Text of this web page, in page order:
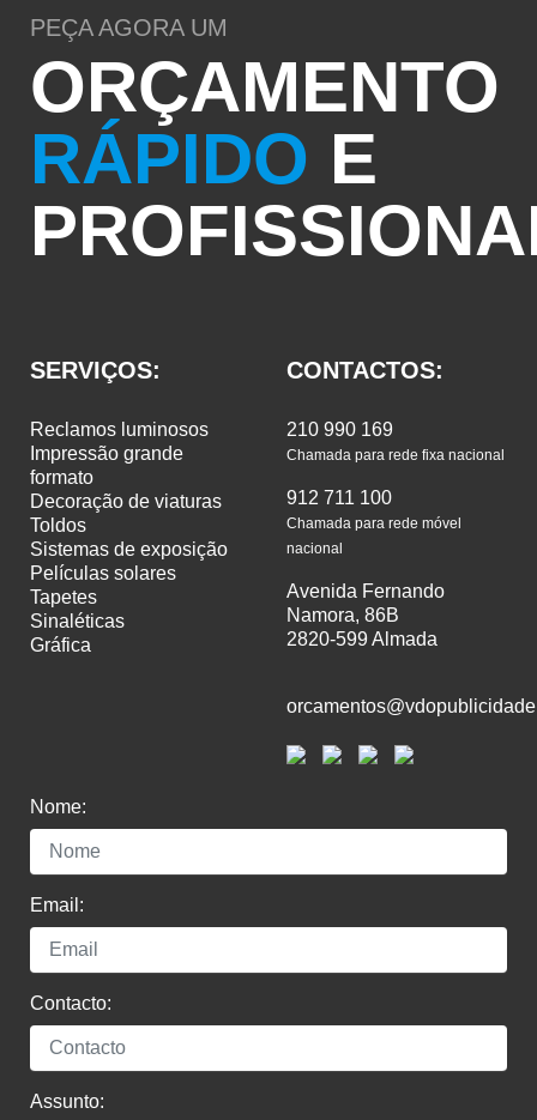
PEÇA AGORA UM
ORÇAMENTO
RÁPIDO E
SERVIÇOS:
reclamos luminosos
formato
decoração de viaturas
toldos
sistemas de exposição
películas solares
tapetes
sinaléticas
gráfica
CONTACTOS:
210 990 169
Chamada para rede fixa nacional
912 711 100
Chamada para rede móvel
nacional
Avenida Fernando
Namora, 86B
2820-599 Almada
Nome:
Email:
Contacto:
Assunto: